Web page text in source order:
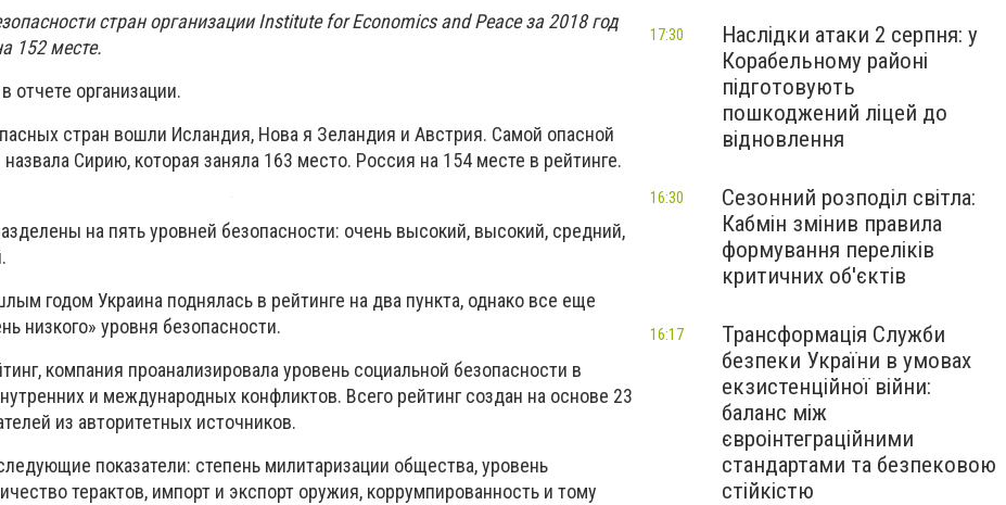
стран организации Institute for Economics and Peace за 2018 год
152 месте.
отчете организации.
стран вошли Исландия, Нова я Зеландия и Австрия. Самой опасной
назвала Сирию, которая заняла 163 место. Россия на 154 месте в рейтинге.
на пять уровней безопасности: очень высокий, высокий, средний,
годом Украина поднялась в рейтинге на два пункта, однако все еще
низкого» уровня безопасности.
компания проанализировала уровень социальной безопасности в
и международных конфликтов. Всего рейтинг создан на основе 23
из авторитетных источников.
показатели: степень милитаризации общества, уровень
терактов, импорт и экспорт оружия, коррумпированность и тому
Наслідки атаки 2 серпня: у
Корабельному районі
підготовують
пошкоджений ліцей до
відновлення
17:30
Сезонний розподіл світла:
Кабмін змінив правила
формування переліків
критичних об'єктів
16:30
Трансформація Служби
безпеки України в умовах
екзистенційної війни:
баланс між
євроінтеграційними
стандартами та безпековою
стійкістю
16:17